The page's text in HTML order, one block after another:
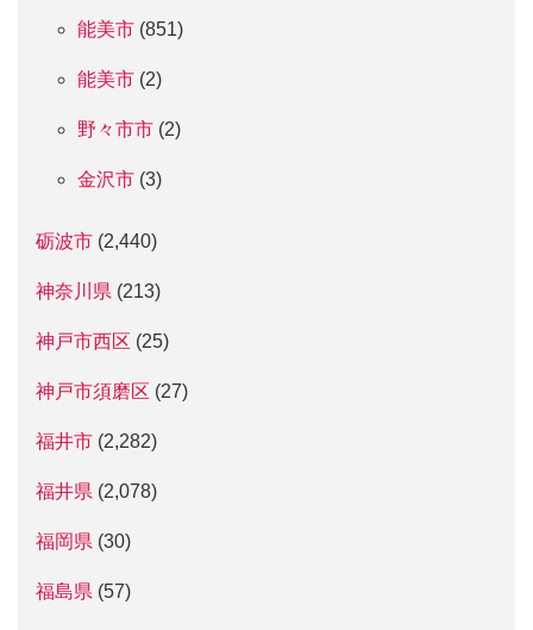
能美市 (851)
能美市 (2)
野々市市 (2)
金沢市 (3)
砺波市 (2,440)
神奈川県 (213)
神戸市西区 (25)
神戸市須磨区 (27)
福井市 (2,282)
福井県 (2,078)
福岡県 (30)
福島県 (57)